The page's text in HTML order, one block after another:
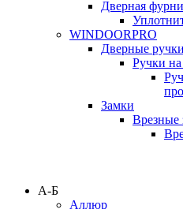
Дверная
WINDOORPRO
Дверные ручки
Ручки
Замки
Врезные
А-Б
Аллюр